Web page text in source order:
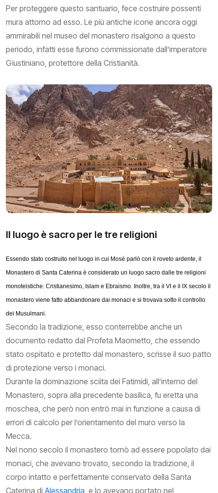
Per proteggere questo santuario, fece costruire possenti
mura attorno ad esso. Le più antiche icone ancora oggi
ammirabili nel museo del monastero risalgono a questo
periodo, infatti esse furono commissionate dall’imperatore
Giustiniano, protettore della Cristianità.
Il luogo è sacro per le tre religioni
Essendo stato costruito nel luogo in cui Mosé parlò con il roveto ardente, il
Monastero di Santa Caterina è considerato un luogo sacro dalle tre religioni
monoteistiche: Cristianesimo, Islam e Ebraismo. Inoltre, tra il VI e il IX secolo il
monastero viene fatto abbandonare dai monaci e si trovava sotto il controllo
dei Musulmani.
Secondo la tradizione, esso conterrebbe anche un
documento redatto dal Profeta Maometto, che essendo
stato ospitato e protetto dal monastero, scrisse il suo patto
di protezione verso i monaci.
Durante la dominazione sciita dei Fatimidi, all’interno del
Monastero, sopra alla precedente basilica, fu eretta una
moschea, che però non entrò mai in funzione a causa di
errori di calcolo per l’orientamento del muro verso la
Mecca.
Nel nono secolo il monastero tornò ad essere popolato dai
monaci, che avevano trovato, secondo la tradizione, il
corpo intatto e perfettamente conservato della Santa
Caterina di Alessandria , e lo avevano portato nel